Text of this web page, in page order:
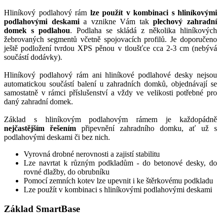
Hliníkový podlahový rám lze použít v kombinaci s hliníkovými
podlahovými deskamia vznikne Vám takplechový zahradní
domek s podlahou. Podlaha se skládá z několika hliníkových
žebrovaných segmentů včetně spojovacích profilů. Je doporučeno
ještě podložení tvrdou XPS pěnou v tloušťce cca 2-3 cm (nebývá
součástí dodávky).
Hliníkový podlahový rám ani hliníkové podlahové desky nejsou
automatickou součástí balení u zahradních domků, objednávají se
samostatně v rámci příslušenství a vždy ve velikosti potřebné pro
daný zahradní domek.
Základ s hliníkovým podlahovým rámem je každopádně
nejčastějším řešením připevnění zahradního domku, ať už s
podlahovými deskami či bez nich.
Vyrovná drobné nerovnosti a zajistí stabilitu
Lze navrtat k různým podkladům - do betonové desky, do
rovné dlažby, do obrubníku
Pomocí zemních kotev lze upevnit i ke štěrkovému podkladu
Lze použít v kombinaci s hliníkovými podlahovými deskami
Základ SmartBase